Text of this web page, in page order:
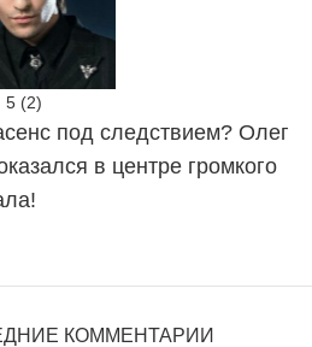
5 (2)
под следствием? Олег
в центре громкого
КОММЕНТАРИИ